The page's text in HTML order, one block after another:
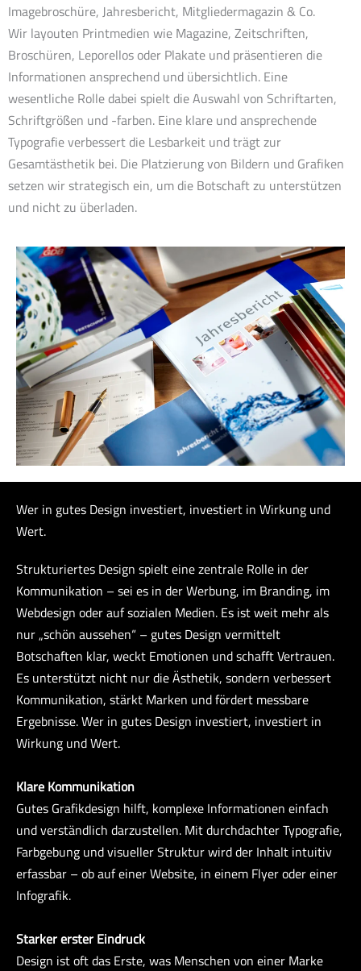
Imagebroschüre, Jahresbericht, Mitgliedermagazin & Co.
Wir layouten Printmedien wie Magazine, Zeitschriften,
Broschüren, Leporellos oder Plakate und präsentieren die
Informationen ansprechend und übersichtlich. Eine
wesentliche Rolle dabei spielt die Auswahl von Schriftarten,
Schriftgrößen und -farben. Eine klare und ansprechende
Typografie verbessert die Lesbarkeit und trägt zur
Gesamtästhetik bei. Die Platzierung von Bildern und Grafiken
setzen wir strategisch ein, um die Botschaft zu unterstützen
und nicht zu überladen.
Wer in gutes Design investiert, investiert in Wirkung und
Wert.
Strukturiertes Design spielt eine zentrale Rolle in der
Kommunikation – sei es in der Werbung, im Branding, im
Webdesign oder auf sozialen Medien. Es ist weit mehr als
nur „schön aussehen“ – gutes Design vermittelt
Botschaften klar, weckt Emotionen und schafft Vertrauen.
Es unterstützt nicht nur die Ästhetik, sondern verbessert
Kommunikation, stärkt Marken und fördert messbare
Ergebnisse. Wer in gutes Design investiert, investiert in
Wirkung und Wert.
Klare Kommunikation
Gutes Grafikdesign hilft, komplexe Informationen einfach
und verständlich darzustellen. Mit durchdachter Typografie,
Farbgebung und visueller Struktur wird der Inhalt intuitiv
erfassbar – ob auf einer Website, in einem Flyer oder einer
Infografik.
Starker erster Eindruck
Design ist oft das Erste, was Menschen von einer Marke